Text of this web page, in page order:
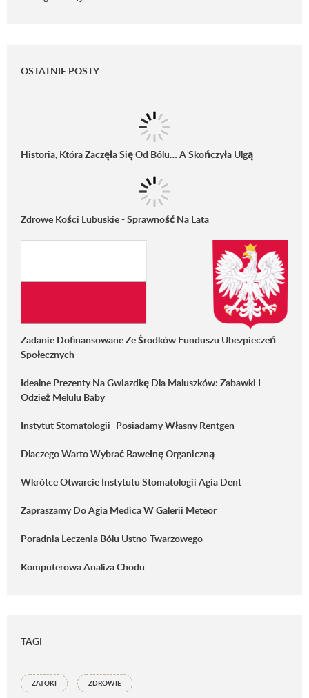
OSTATNIE POSTY
Historia, Która Zaczęła Się Od Bólu… A Skończyła Ulgą
Zdrowe Kości Lubuskie - Sprawność Na Lata
Zadanie Dofinansowane Ze Środków Funduszu Ubezpieczeń
Społecznych
Idealne Prezenty Na Gwiazdkę Dla Maluszków: Zabawki I
Odzież Melulu Baby
Instytut Stomatologii- Posiadamy Własny Rentgen
Dlaczego Warto Wybrać Bawełnę Organiczną
Wkrótce Otwarcie Instytutu Stomatologii Agia Dent
Zapraszamy Do Agia Medica W Galerii Meteor
Poradnia Leczenia Bólu Ustno-Twarzowego
Komputerowa Analiza Chodu
TAGI
ZATOKI ZDROWIE